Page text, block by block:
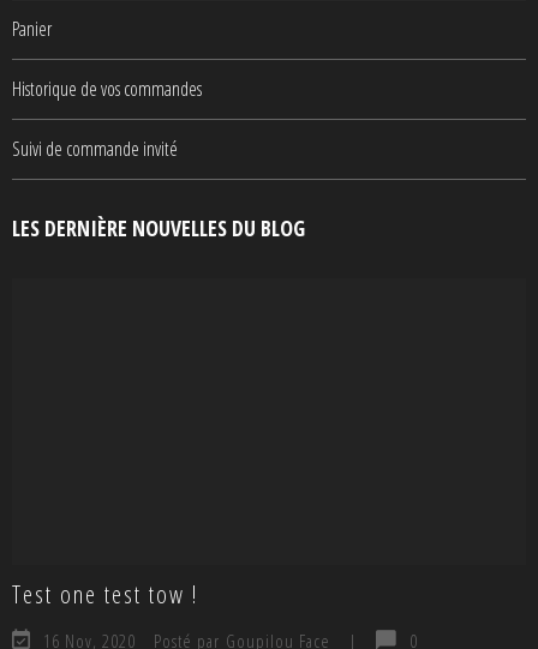
Panier
Historique de vos commandes
Suivi de commande invité
LES DERNIÈRE NOUVELLES DU BLOG
Test one test tow !
16 Nov, 2020 Posté par Goupilou Face | 0